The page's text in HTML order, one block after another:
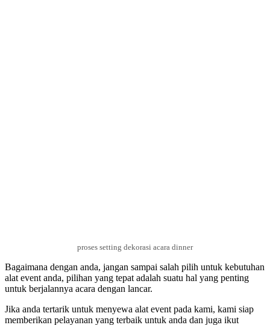
proses setting dekorasi acara dinner
Bagaimana dengan anda, jangan sampai salah pilih untuk kebutuhan
alat event anda, pilihan yang tepat adalah suatu hal yang penting
untuk berjalannya acara dengan lancar.
Jika anda tertarik untuk menyewa alat event pada kami, kami siap
memberikan pelayanan yang terbaik untuk anda dan juga ikut